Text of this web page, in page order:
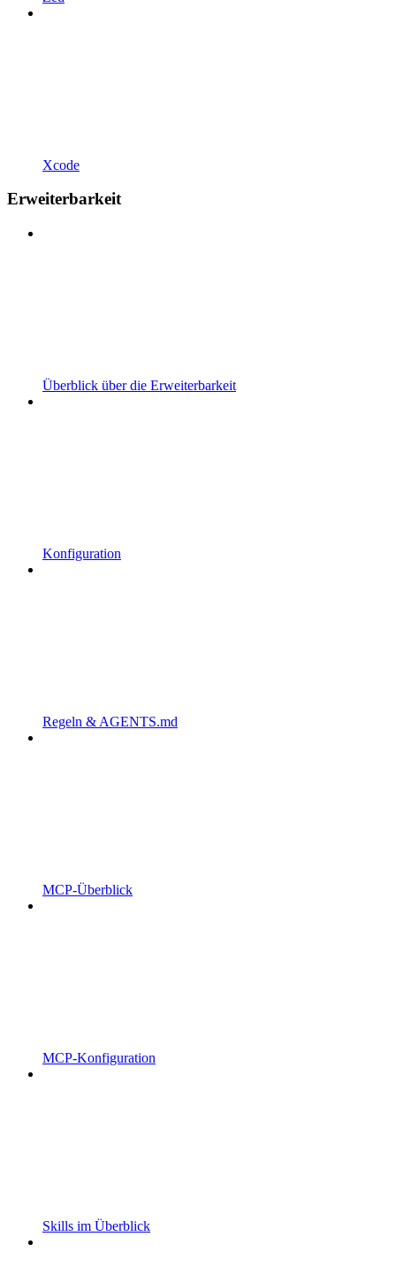
Xcode
Erweiterbarkeit
Überblick über die Erweiterbarkeit
Konfiguration
Regeln & AGENTS.md
MCP-Überblick
MCP-Konfiguration
Skills im Überblick